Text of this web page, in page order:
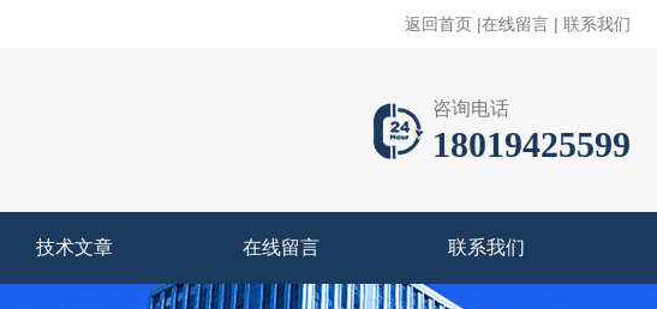
返回首页 |在线留言 | 联系我们
咨询电话
18019425599
技术文章 在线留言 联系我们